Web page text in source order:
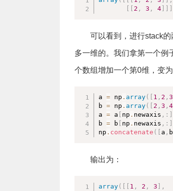
2 , 3 , 4
可以看到，进行stack
多一维的。我们拿第一个例
个数组增加一个第0维，变
a = np . array( 1 , 2 ,3
b = np . array( 2 ,3 ,4
a = a np . newaxis , :
b = b np . newaxis , :
np . concatenate ( a , b
输出为：
array( 1 , 2 , 3
,